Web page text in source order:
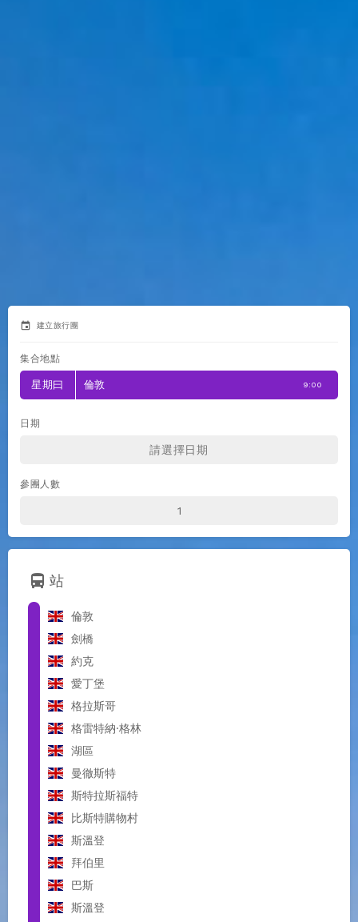
event 建立旅行團
集合地點
星期曰 倫敦 9:00
日期
參團人數
directions_bus 站
倫敦
劍橋
約克
愛丁堡
格拉斯哥
格雷特納·格林
湖區
曼徹斯特
斯特拉斯福特
比斯特購物村
斯溫登
拜伯里
巴斯
斯溫登